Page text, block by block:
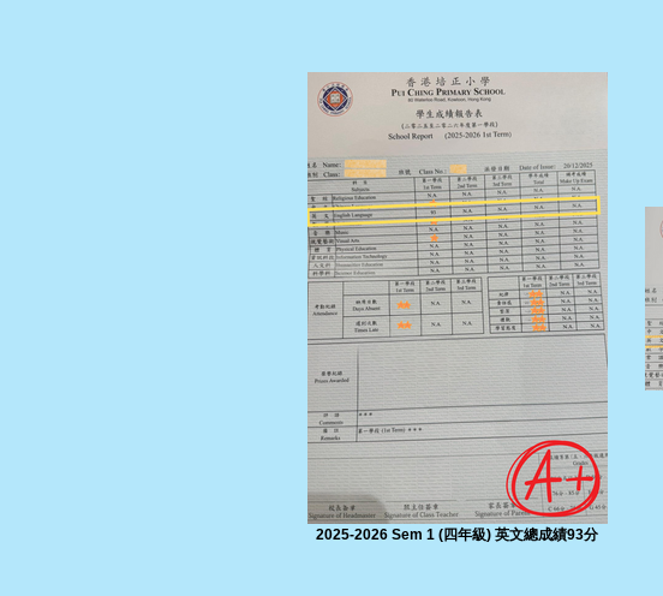
2025-2026 Sem 1 (四年級) 英文總成績93分